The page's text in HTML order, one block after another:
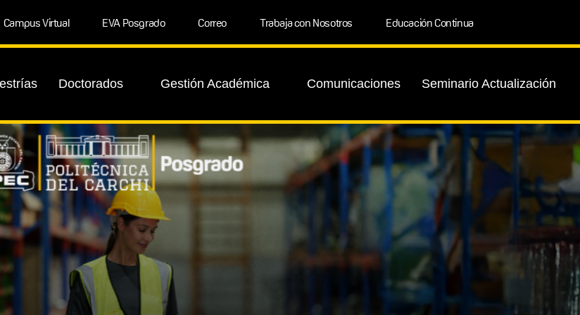
Campus Virtual EVA Posgrado Correo Trabaja con Nosotros Educación Continua
Doctorados Gestión Académica Comunicaciones Seminario Actualización